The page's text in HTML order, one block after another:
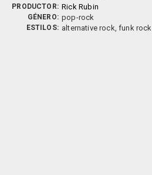
PRODUCTOR: Rick Rubin
GÉNERO: pop-rock
ESTILOS: alternative rock, funk rock